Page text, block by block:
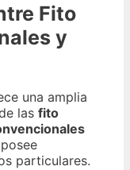
Fito
y
una amplia
las fito
particulares.